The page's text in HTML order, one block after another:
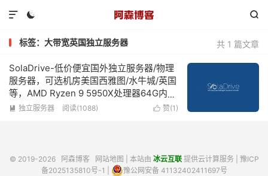
 

共 1 篇文章
标签：大带宽英国独立服务器
SolaDrive-低价便宜国外独立服务器/物理
服务器，可选机房美国西雅图/水牛城/英国
等，AMD Ryzen 9 5950X处理器64G内存
1Gbps带宽
 赞(1 )
 独立服务器 阅读(1088)
© 2019-2026 阿森博客 网站地图 | 本站由 冰云互联提供云计算服务 | 豫ICP
备2025135810号-1
豫公网安备 41132402411697号